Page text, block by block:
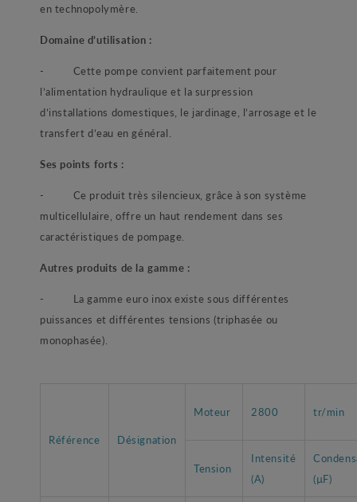
en technopolymère.
Domaine d’utilisation :
- Cette pompe convient parfaitement pour
l’alimentation hydraulique et la surpression
d’installations domestiques, le jardinage, l’arrosage et le
transfert d’eau en général.
Ses points forts :
- Ce produit très silencieux, grâce à son système
multicellulaire, offre un haut rendement dans ses
caractéristiques de pompage.
Autres produits de la gamme :
- La gamme euro inox existe sous différentes
puissances et différentes tensions (triphasée ou
monophasée).
Référence Désignation
Moteur 2800 tr/min
Tension
Intensité
(A)
(µF)